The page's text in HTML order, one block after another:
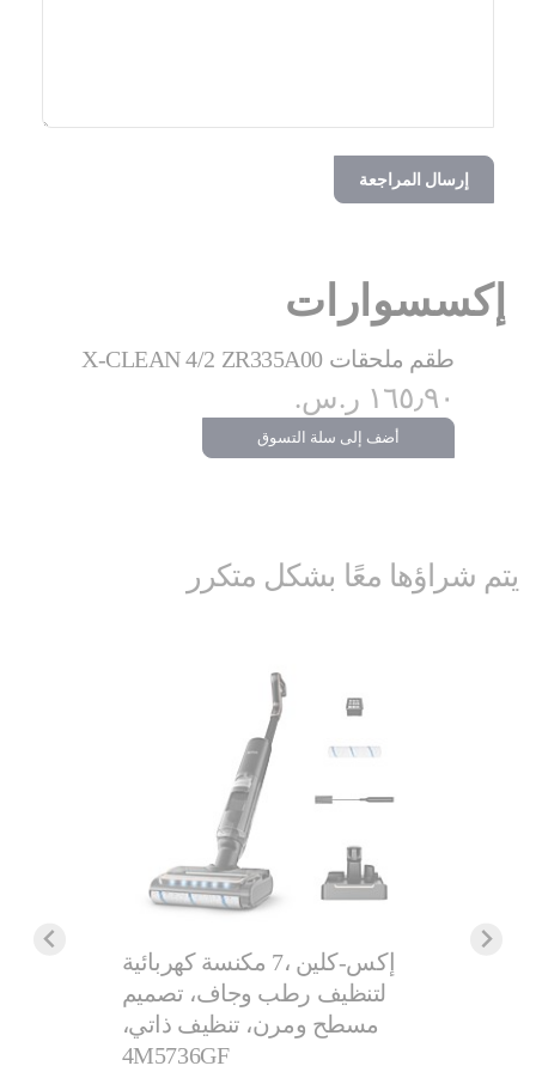
إرسال المراجعة
إكسسوارات
طقم ملحقات X-CLEAN 4/2 ZR335A00
١٦٥٫٩٠ ر.س.‏
أضف إلى سلة التسوق
يتم شراؤها معًا بشكل متكرر
مكواة
إكس-كلين ،7 مكنسة كهربائية
لتنظيف رطب وجاف، تصميم
مسطح ومرن، تنظيف ذاتي،
4M5736GF